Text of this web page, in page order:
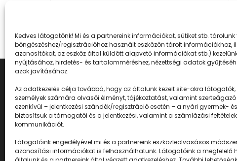
Kedves látogatónk! Mi és a partnereink információkat, sütiket stb.
böngészéshez/regisztrációhoz használt eszközön tárolt információkhoz,
azonosítókat, az eszköz által küldött alapvető információkat stb.)
nyújtásához, hirdetés- és tartalomméréshez, nézettségi adatok
azok javításához.
Az adatkezelés célja továbbá, hogy az általunk kezelt site-okra látogatók,
személyek számára olvasói élményt, tájékoztatást, valamint
ezenkívül – jelentkezési szándék/regisztráció esetén – a nyári gyermek-
biztosítsuk a támogatói és a jelentkezési, valamint a számlázási
kommunikációt.
Látogatóink engedélyével mi és a partnereink eszközleolvasásos
azonosítási információkat is felhasználhatunk. Látogatóink a megfelelő
Napközisgyerektábor.hu